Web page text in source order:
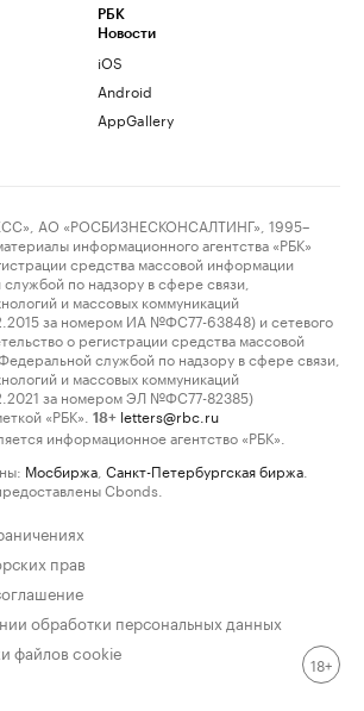
РБК
Новости
iOS
Android
AppGallery
АО «РОСБИЗНЕСКОНСАЛТИНГ», 1995–
информационного агентства «РБК»
средства массовой информации
по надзору в сфере связи,
и массовых коммуникаций
за номером ИА №ФС77-63848) и сетевого
о регистрации средства массовой
службой по надзору в сфере связи,
и массовых коммуникаций
за номером ЭЛ №ФС77-82385)
«РБК».
18+ letters@rbc.ru
информационное агентство «РБК».
Мосбиржа Санкт-Петербургская биржа
Cbonds.
прав
обработки персональных данных
файлов cookie
18+